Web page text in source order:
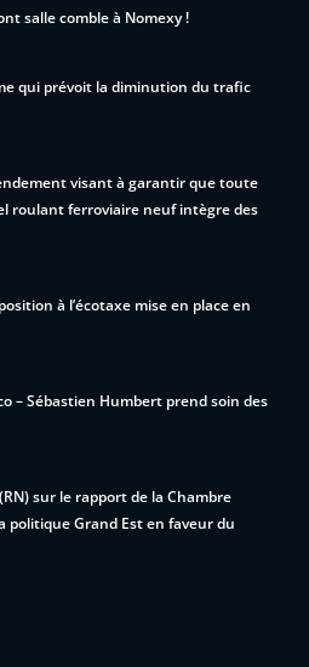
salle comble à Nomexy !
qui prévoit la diminution du trafic
visant à garantir que toute
roulant ferroviaire neuf intègre des
à l’écotaxe mise en place en
– Sébastien Humbert prend soin des
sur le rapport de la Chambre
politique Grand Est en faveur du